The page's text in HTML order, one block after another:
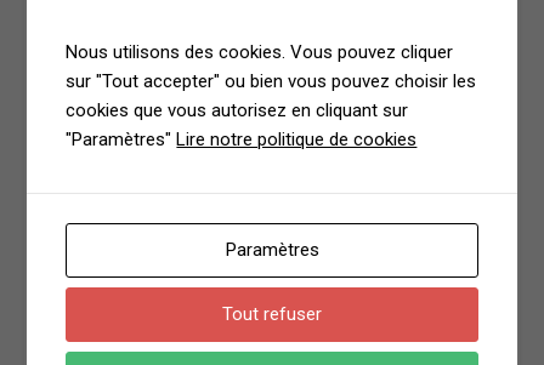
Nous utilisons des cookies. Vous pouvez cliquer
sur "Tout accepter" ou bien vous pouvez choisir les
cookies que vous autorisez en cliquant sur
"Paramètres"Lire notre politique de cookies
Paramètres
Tout refuser